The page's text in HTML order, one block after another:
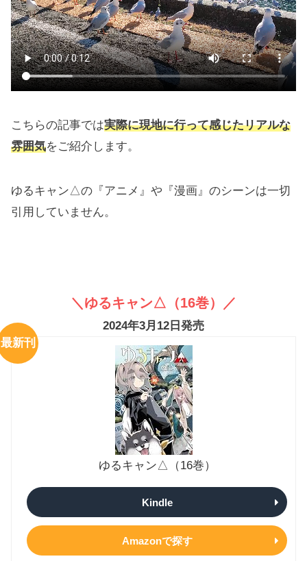
こちらの記事では実際に現地に行って感じたリアルな
雰囲気をご紹介します。
ゆるキャン△の『アニメ』や『漫画』のシーンは一切
引用していません。
＼ゆるキャン△（16巻）／
2024年3月12日発売
ゆるキャン△（16巻）
Kindle
Amazonで探す
最新刊